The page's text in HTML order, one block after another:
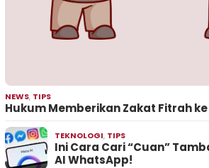
NEWS, TIPS
Hukum Memberikan Zakat Fitrah
TEKNOLOGI, TIPS
Ini Cara Cari “Cuan”
AI WhatsApp!